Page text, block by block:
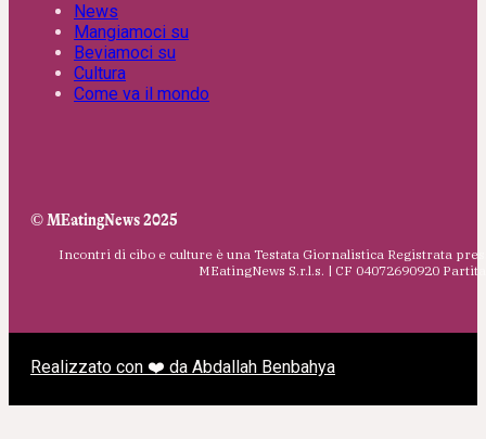
News
Mangiamoci su
Beviamoci su
Cultura
Come va il mondo
© MEatingNews 2025
Incontri di cibo e culture è una Testata Giornalistica Registrata
MEatingNews S.r.l.s. | CF 04072690920
Realizzato con ❤️ da Abdallah Benbahya